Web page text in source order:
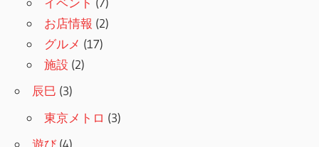
お店情報 (2)
グルメ (17)
施設 (2)
辰巳 (3)
東京メトロ (3)